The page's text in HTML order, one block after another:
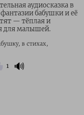
аудиосказка в
бабушки и её
— тёплая и
для малышей.
в стихах,
1 🔊